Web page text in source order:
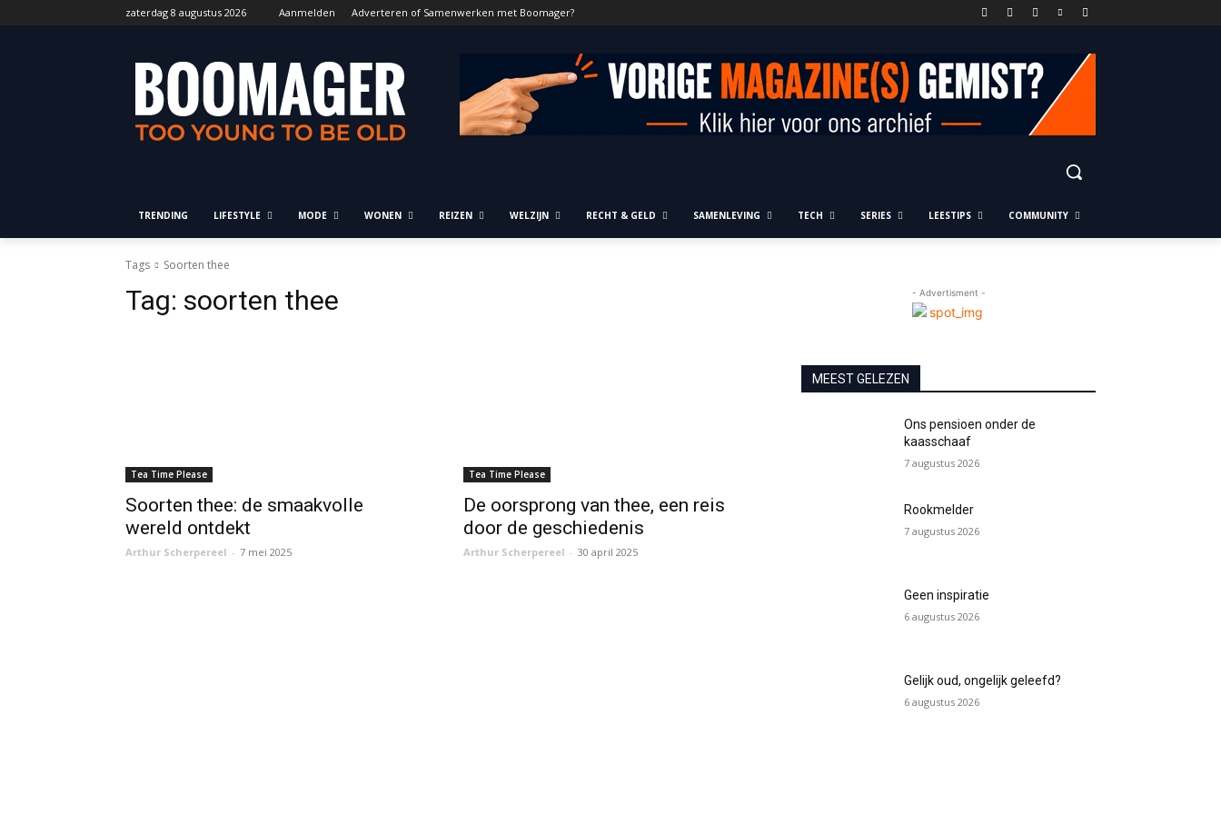
zaterdag 8 augustus 2026 Aanmelden Adverteren of Samenwerken met Boomager?
TRENDING LIFESTYLE MODE WONEN REIZEN WELZIJN RECHT & GELD SAMENLEVING TECH SERIES LEESTIPS COMMUNITY
Tags Soorten thee
Tag: soorten thee
Tea Time Please
Soorten thee: de smaakvolle
wereld ontdekt
Arthur Scherpereel - 7 mei 2025
Tea Time Please
De oorsprong van thee, een reis
door de geschiedenis
Arthur Scherpereel - 30 april 2025
- Advertisment -
MEEST GELEZEN
Ons pensioen onder de
kaasschaaf
7 augustus 2026
Rookmelder
7 augustus 2026
Geen inspiratie
6 augustus 2026
Gelijk oud, ongelijk geleefd?
6 augustus 2026